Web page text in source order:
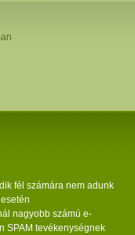
fél számára nem adunk
nagyobb számú e-
SPAM tevékenységnek